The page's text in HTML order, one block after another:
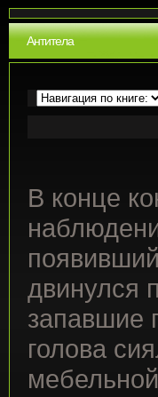
Антитела
В конце
двинулся
запавшие
голова